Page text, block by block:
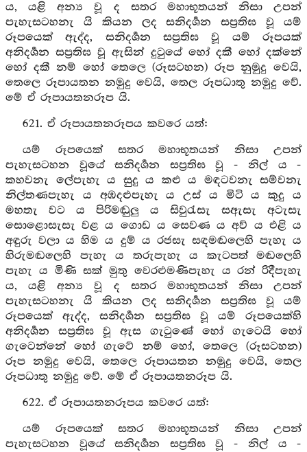
ය, යළි අන්‍ය වූ ද සතර මහාභූතයන් නිසා උපන්
පැහැසටහනැ යි කියන ලද සනිදර්‍ශන සප්‍රතිඝ වූ යම්
රූපයෙක් ඇද්ද, සනිදර්‍ශන සප්‍රතිඝ වූ යම් රූපයක්
අනිදර්‍ශන සප්‍රතිඝ වූ ඇසින් දුටුයේ හෝ දකී හෝ දක්නේ
හෝ දකී නම් හෝ තෙලෙ (රූසටහන) රූප නුමුදු වෙයි,
තෙලෙ රූපායතන නමුදු වෙයි, තෙල රූපධාතු නමුදු වේ.
මේ ඒ රූපායතනරූප යි.
621. ඒ රූපායතනරූපය කවරෙ යත්:
යම් රූපයෙක් සතර මහාභූතයන් නිසා උපන්
පැහැසටහන වූයේ සනිදර්‍ශන සප්‍රතිඝ වූ - නිල් ය -
කහවනැ ලේපැහැ ය සුදු ය කළු ය මඳටවනැ සම්වනැ
නිල්තණපැහැ ය අඹදළුපැහැ ය උස් ය මිටි ය කුදු ය
මහතැ වට ය පිරිමඬුලු ය සිවුරැසැ සඇසැ අටැසැ
සොළොසැසැ වළ ය ගොඩ ය සෙවණ ය අව් ය එළි ය
අඳුරු වලා ය හිම ය දුම් ය රජසැ සඳමඬලෙහි පැහැ ය
හිරුමඬලෙහි පැහැ ය තරුපැහැ ය කැටපත් මඬලෙහි
පැහැ ය මිණි සක් මුතු වෙරළුමණිපැහැ ය රන් රිදීපැහැ
ය, යළි අන්‍ය වූ ද සතර මහාභූතයන් නිසා උපන්
පැහැසටහනැ යි කියන ලද සනිදර්‍ශන සප්‍රතිඝ වූ යම්
රූපයෙක් ඇද්ද, සනිදර්‍ශන සප්‍රතිඝ වූ යම් රූපයෙක්හි
අනිදර්‍ශන සප්‍රතිඝ වූ ඇස ගැටුණේ හෝ ගැටෙයි හෝ
ගැටෙන්නේ හෝ ගැටේ නම් හෝ, තෙලෙ (රූසටහන)
රූප නමුදු වෙයි, තෙලෙ රූපායතන නමුදු වෙයි, තෙල
රූපධාතු නමුදු වේ. මේ ඒ රූපායතනරූප යි.
622. ඒ රූපායතනරූපය කවරෙ යත්:
යම් රූපයෙක් සතර මහාභූතයන් නිසා උපන්
පැහැසටහන වූයේ සනිදර්‍ශන සප්‍රතිඝ වූ - නිල් ය -